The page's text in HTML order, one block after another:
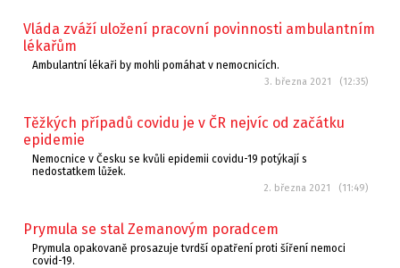
Vláda zváží uložení pracovní povinnosti ambulantním
lékařům
Ambulantní lékaři by mohli pomáhat v nemocnicích.
3. března 2021 (12:35)
Těžkých případů covidu je v ČR nejvíc od začátku
epidemie
Nemocnice v Česku se kvůli epidemii covidu-19 potýkají s
nedostatkem lůžek.
2. března 2021 (11:49)
Prymula se stal Zemanovým poradcem
Prymula opakovaně prosazuje tvrdší opatření proti šíření nemoci
covid-19.